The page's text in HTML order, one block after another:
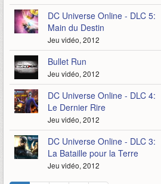
DC Universe Online - DLC 5:
Main du Destin
Jeu vidéo, 2012
Bullet Run
Jeu vidéo, 2012
DC Universe Online - DLC 4:
Le Dernier Rire
Jeu vidéo, 2012
DC Universe Online - DLC 3:
La Bataille pour la Terre
Jeu vidéo, 2012